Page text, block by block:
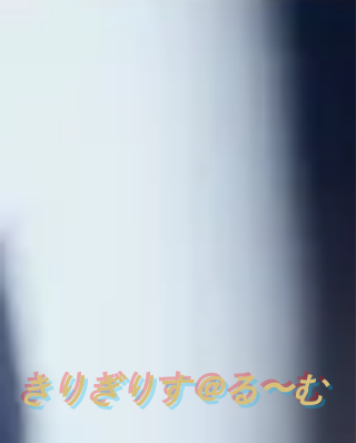
きりぎりす＠る〜む